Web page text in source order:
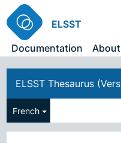
ELSST
Documentation
About
ELSST Thesaurus
French